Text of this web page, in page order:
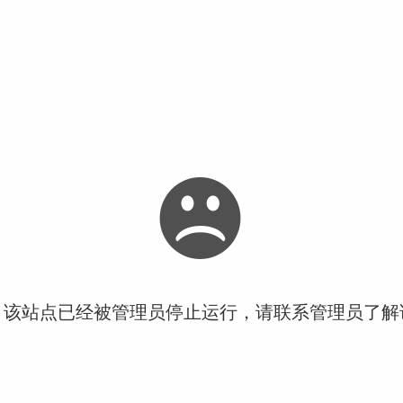
站点已经被管理员停止运行，请联系管理员了